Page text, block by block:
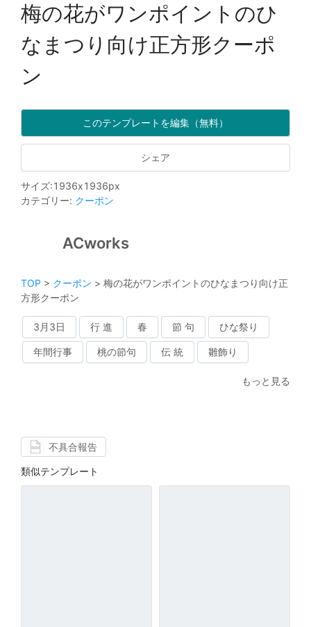
梅の花がワンポイントのひ
なまつり向け正方形クーポ
ン
このテンプレートを編集（無料）
シェア
サイズ:1936x1936px
カテゴリー: クーポン
ACworks
TOP > クーポン > 梅の花がワンポイントのひなまつり向け正
方形クーポン
3月3日 行 進 春 節 句 ひな祭り
年間行事 桃の節句 伝 統 雛飾り
もっと見る
不具合報告
類似テンプレート